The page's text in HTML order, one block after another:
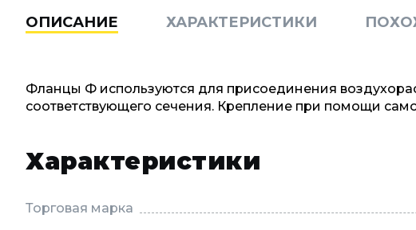
ОПИСАНИЕ ХАРАКТЕРИСТИКИ
Фланцы Ф используются для присоединения
соответствующего сечения. Крепление при помощи
Характеристики
Торговая марка